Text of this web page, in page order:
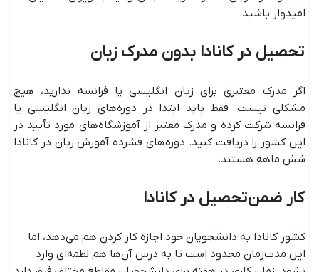
امیدوار باشید.
تحصیل در کانادا بدون مدرک زبان
اگر مدرک معتبری برای زبان انگلیسی یا فرانسه ندارید، هیچ
مشکلی نیست. فقط باید ابتدا در دوره‌های زبان انگلیسی یا
فرانسه شرکت کرده و مدرک معتبر از آموزشگاه‌های مورد تأیید در
این کشور را دریافت کنید. دوره‌های فشرده آموزش زبان در کانادا
شش ماهه هستند.
کار ضمن تحصیل در کانادا
کشور کانادا به دانشجویان خود اجازه کار کردن هم می‌دهد، اما
این مدت‌زمان محدود است تا به درس آن‌ها هم لطمه‌ای وارد